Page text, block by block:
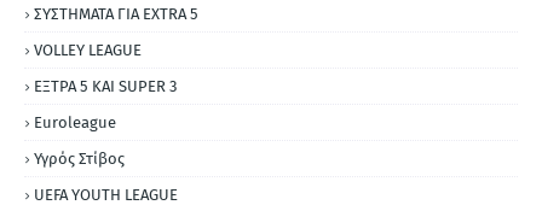
ΣΥΣΤΗΜΑΤΑ ΓΙΑ ΕΧΤRΑ 5
VOLLEY LEAGUE
ΕΞΤΡΑ 5 ΚΑΙ SUPER 3
Εuroleague
Υγρός Στίβος
UEFA YOUTH LEAGUE